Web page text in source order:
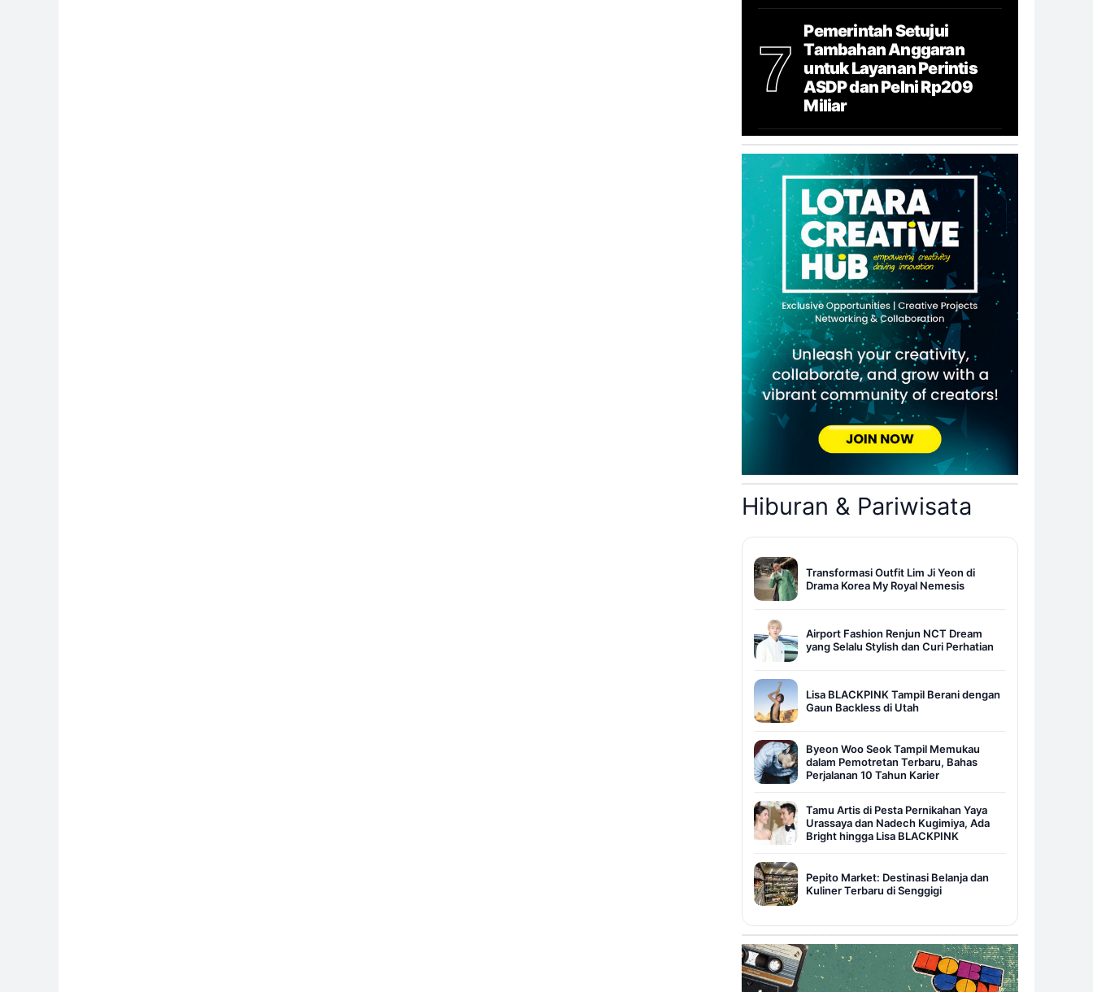
7
Pemerintah Setujui
Tambahan Anggaran
untuk Layanan Perintis
ASDP dan Pelni Rp209
Miliar
Hiburan & Pariwisata
Transformasi Outfit Lim Ji Yeon di
Drama Korea My Royal Nemesis
Airport Fashion Renjun NCT Dream
yang Selalu Stylish dan Curi Perhatian
Lisa BLACKPINK Tampil Berani dengan
Gaun Backless di Utah
Byeon Woo Seok Tampil Memukau
dalam Pemotretan Terbaru, Bahas
Perjalanan 10 Tahun Karier
Tamu Artis di Pesta Pernikahan Yaya
Urassaya dan Nadech Kugimiya, Ada
Bright hingga Lisa BLACKPINK
Pepito Market: Destinasi Belanja dan
Kuliner Terbaru di Senggigi